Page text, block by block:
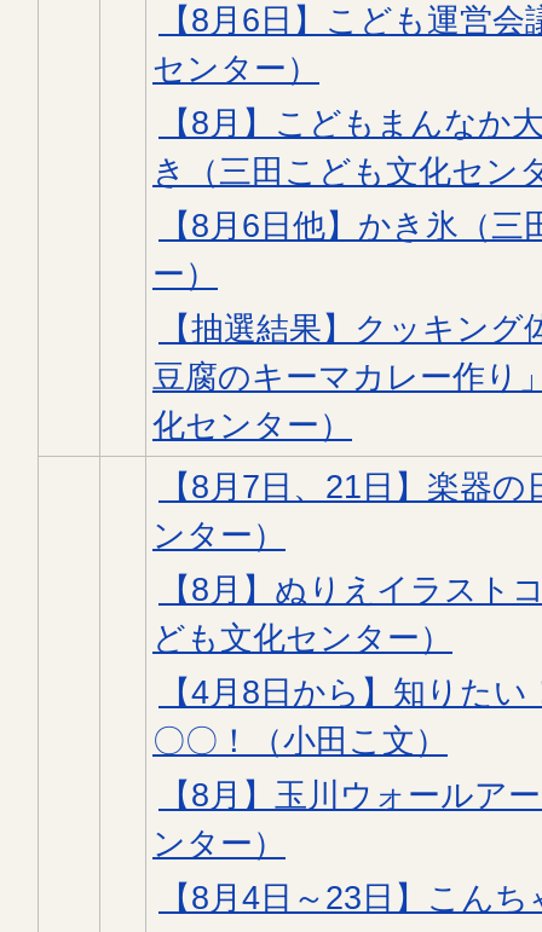
【8月6日】こども運営
センター）
【8月】こどもまんなか
き（三田こども文化セン
【8月6日他】かき氷（
ー）
【抽選結果】クッキン
豆腐のキーマカレー作り
化センター）
【8月7日、21日】楽器
ンター）
【8月】ぬりえイラスト
ども文化センター）
【4月8日から】知りた
〇〇！（小田こ文）
【8月】玉川ウォールア
ンター）
【8月4日～23日】こんち